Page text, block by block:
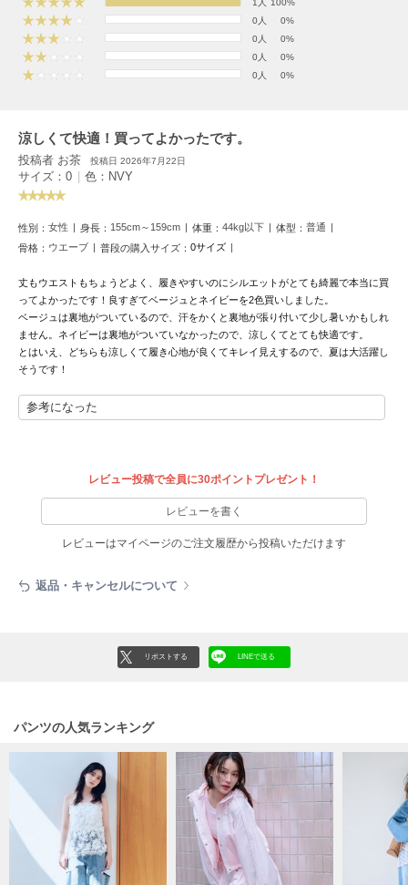
FURFUR
ファーファー
ジェラート ピケ
GELATO PIQUE CAT&DOG
ジェラート ピケ キャットアンドドッグ
gelato pique Sleep
ジェラート ピケ スリープ
GRAMICCI
Henon.
へノン
HUNTER
le coq sportif
ルコックスポルティフ
LeSportsac
レスポートサック
LILY BROWN
リリーブラウン
0人
0%
0人
0%
0人
0%
0人
0%
涼しくて快適！買ってよかったです。
投稿者 お茶 投稿日 2026年7月22日
サイズ：0 | 色：NVY
性別： 女性 身長： 155cm～159cm 体重： 44kg以下 体型： 普通
骨格： ウエーブ 普段の購入サイズ： 0サイズ
丈もウエストもちょうどよく、履きやすいのにシルエットがとても綺麗で本当に買
ってよかったです！良すぎてベージュとネイビーを2色買いしました。
ベージュは裏地がついているので、汗をかくと裏地が張り付いて少し暑いかもしれ
ません。ネイビーは裏地がついていなかったので、涼しくてとても快適です。
とはいえ、どちらも涼しくて履き心地が良くてキレイ見えするので、夏は大活躍し
そうです！
参考になった
レビュー投稿で全員に30ポイントプレゼント！
レビューを書く
レビューはマイページのご注文履歴から投稿いただけます
返品・キャンセルについて
リポストする LINEで送る
パンツの人気ランキング